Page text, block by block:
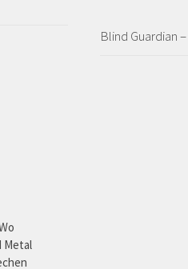
Blind Guardian
Metal